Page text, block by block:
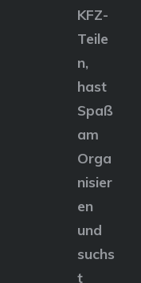
KFZ-
Teile
n,
hast
Spaß
am
Orga
nisier
en
und
suchs
t